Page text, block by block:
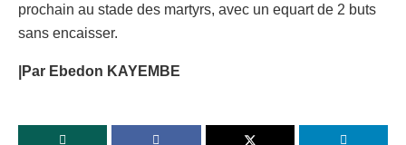
prochain au stade des martyrs, avec un equart de 2 buts
sans encaisser.
|Par Ebedon KAYEMBE